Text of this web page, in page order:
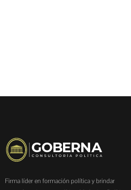
Firma líder en formación política y brindar